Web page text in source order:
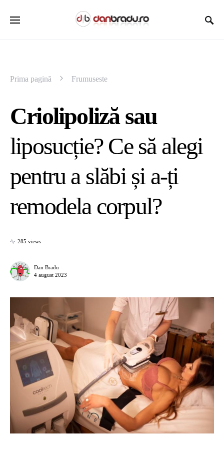
Prima pagină Frumuseste
Criolipoliză sau
liposucție? Ce să alegi
pentru a slăbi și a-ți
remodela corpul?
285 views
Dan Bradu
4 august 2023